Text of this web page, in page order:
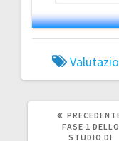
FASE 1 DELLO
STUDIO DI